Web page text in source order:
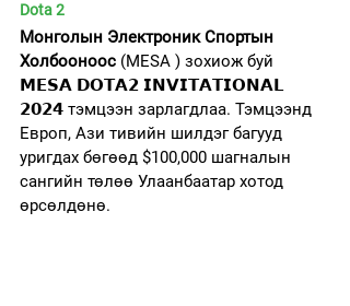
Dota 2
Монголын Электроник Спортын
Холбооноос (MESA ) зохиож буй
𝗠𝗘𝗦𝗔 𝗗𝗢𝗧𝗔𝟮 𝗜𝗡𝗩𝗜𝗧𝗔𝗧𝗜𝗢𝗡𝗔𝗟
𝟮𝟬𝟮𝟰 тэмцээн зарлагдлаа. Тэмцээнд
Европ, Ази тивийн шилдэг багууд
уригдах бөгөөд $100,000 шагналын
сангийн төлөө Улаанбаатар хотод
өрсөлдөнө.